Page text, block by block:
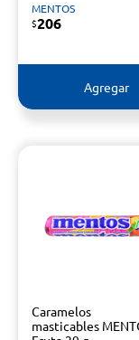
MENTOS
$206
Agregar
Caramelos
masticables